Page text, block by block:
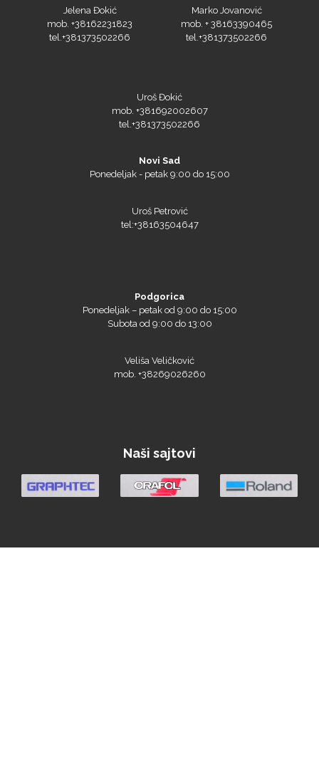
Jelena Đokić
mob. +38162231823
tel.+381373502266
Marko Jovanović
mob. + 38163390465
tel.+381373502266
Uroš Đokić
mob. +381692002607
tel.+381373502266
Novi Sad
Ponedeljak - petak 9:00 do 15:00
Uroš Petrović
tel:+38163504647
Podgorica
Ponedeljak – petak od 9:00 do 15:00
Subota od 9:00 do 13:00
Veliša Veličković
mob. +38269026260
Naši sajtovi